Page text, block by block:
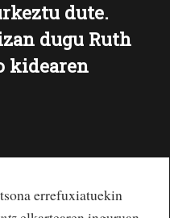
dute.
dugu Ruth
kidearen
errefuxiatuekin